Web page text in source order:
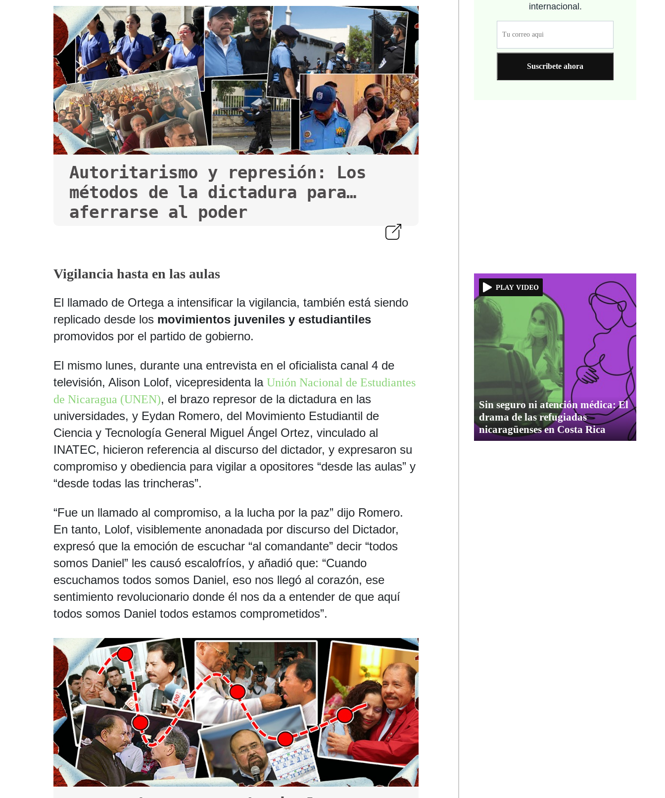
Autoritarismo y represión: Los
métodos de la dictadura para
aferrarse al poder
Vigilancia hasta en las aulas
El llamado de Ortega a intensificar la vigilancia, también está siendo
replicado desde los movimientos juveniles y estudiantiles
promovidos por el partido de gobierno.
El mismo lunes, durante una entrevista en el oficialista canal 4 de
televisión, Alison Lolof, vicepresidenta la Unión Nacional de Estudiantes
de Nicaragua (UNEN), el brazo represor de la dictadura en las
universidades, y Eydan Romero, del Movimiento Estudiantil de
Ciencia y Tecnología General Miguel Ángel Ortez, vinculado al
INATEC, hicieron referencia al discurso del dictador, y expresaron su
compromiso y obediencia para vigilar a opositores “desde las aulas” y
“desde todas las trincheras”.
“Fue un llamado al compromiso, a la lucha por la paz” dijo Romero.
En tanto, Lolof, visiblemente anonadada por discurso del Dictador,
expresó que la emoción de escuchar “al comandante” decir “todos
somos Daniel” les causó escalofríos, y añadió que: “Cuando
escuchamos todos somos Daniel, eso nos llegó al corazón, ese
sentimiento revolucionario donde él nos da a entender de que aquí
todos somos Daniel todos estamos comprometidos”.
internacional.
Suscribete ahora
Sin seguro ni atención médica: El
drama de las refugiadas
nicaragüenses en Costa Rica